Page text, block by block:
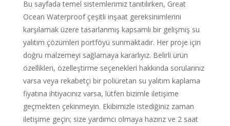
Bu sayfada temel sistemlerimiz tanıtılırken, Great
Ocean Waterproof çeşitli inşaat gereksinimlerini
karşılamak üzere tasarlanmış kapsamlı bir gelişmiş su
yalıtım çözümleri portföyü sunmaktadır. Her proje için
doğru malzemeyi sağlamaya kararlıyız. Belirli ürün
özellikleri, özelleştirme seçenekleri hakkında sorularınız
varsa veya rekabetçi bir poliüretan su yalıtım kaplama
fiyatına ihtiyacınız varsa, lütfen bizimle iletişime
geçmekten çekinmeyin. Ekibimizle istediğiniz zaman
iletişime geçin; size yardımcı olmaya hazırız ve 2 saat